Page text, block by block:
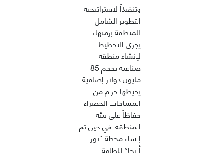
وتنفيذاً لاستراتيجية
التطوير الشامل
للمنطقة برمتها،
يجري التخطيط
لإنشاء منطقة
صناعية بحجم 85
مليون دولار إضافية
يحيطها حزام من
المساحات الخضراء
حفاظاً على بيئة
المنطقة. في حين تم
إنشاء محطة “نور
أريحا” للطاقة